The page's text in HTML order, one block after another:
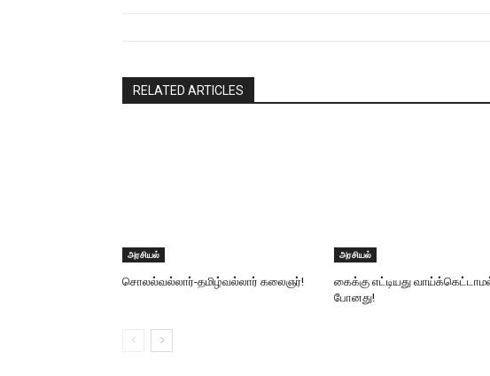
RELATED ARTICLES
அரசியல்
சொலல்வல்லார்-தமிழ்வல்லார் கலைஞர்!
அரசியல்
கைக்கு எட்டியது
போனது!